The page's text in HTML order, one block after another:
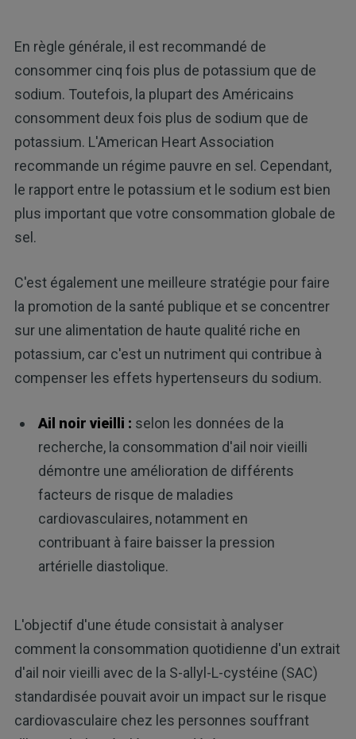
En règle générale, il est recommandé de
consommer cinq fois plus de potassium que de
sodium. Toutefois, la plupart des Américains
consomment deux fois plus de sodium que de
potassium. L'American Heart Association
recommande un régime pauvre en sel. Cependant,
le rapport entre le potassium et le sodium est bien
plus important que votre consommation globale de
sel.
C'est également une meilleure stratégie pour faire
la promotion de la santé publique et se concentrer
sur une alimentation de haute qualité riche en
potassium, car c'est un nutriment qui contribue à
compenser les effets hypertenseurs du sodium.
Ail noir vieilli : selon les données de la
recherche, la consommation d'ail noir vieilli
démontre une amélioration de différents
facteurs de risque de maladies
cardiovasculaires, notamment en
contribuant à faire baisser la pression
artérielle diastolique.
L'objectif d'une étude consistait à analyser
comment la consommation quotidienne d'un extrait
d'ail noir vieilli avec de la S-allyl-L-cystéine (SAC)
standardisée pouvait avoir un impact sur le risque
cardiovasculaire chez les personnes souffrant